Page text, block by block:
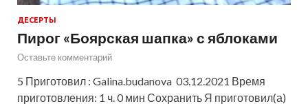
ДЕСЕРТЫ
Пирог «Боярская шапка» с яблоками
Оставьте комментарий
5 Приготовил : Galina.budanova 03.12.2021 Время
приготовления: 1 ч. 0 мин Сохранить Я приготовил(а)